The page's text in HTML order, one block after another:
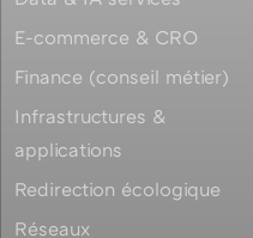
E-commerce & CRO
Finance (conseil métier)
Infrastructures &
applications
Redirection écologique
Réseaux